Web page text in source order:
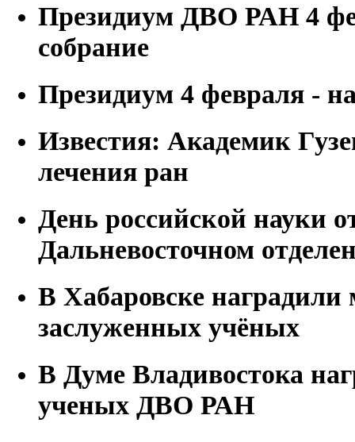
Президиум ДВО РАН 4
собрание
Президиум 4 февраля -
Известия: Академик
лечения ран
День российской науки
Дальневосточном
В Хабаровске
заслуженных учёных
В Думе Владивостока
ученых ДВО РАН